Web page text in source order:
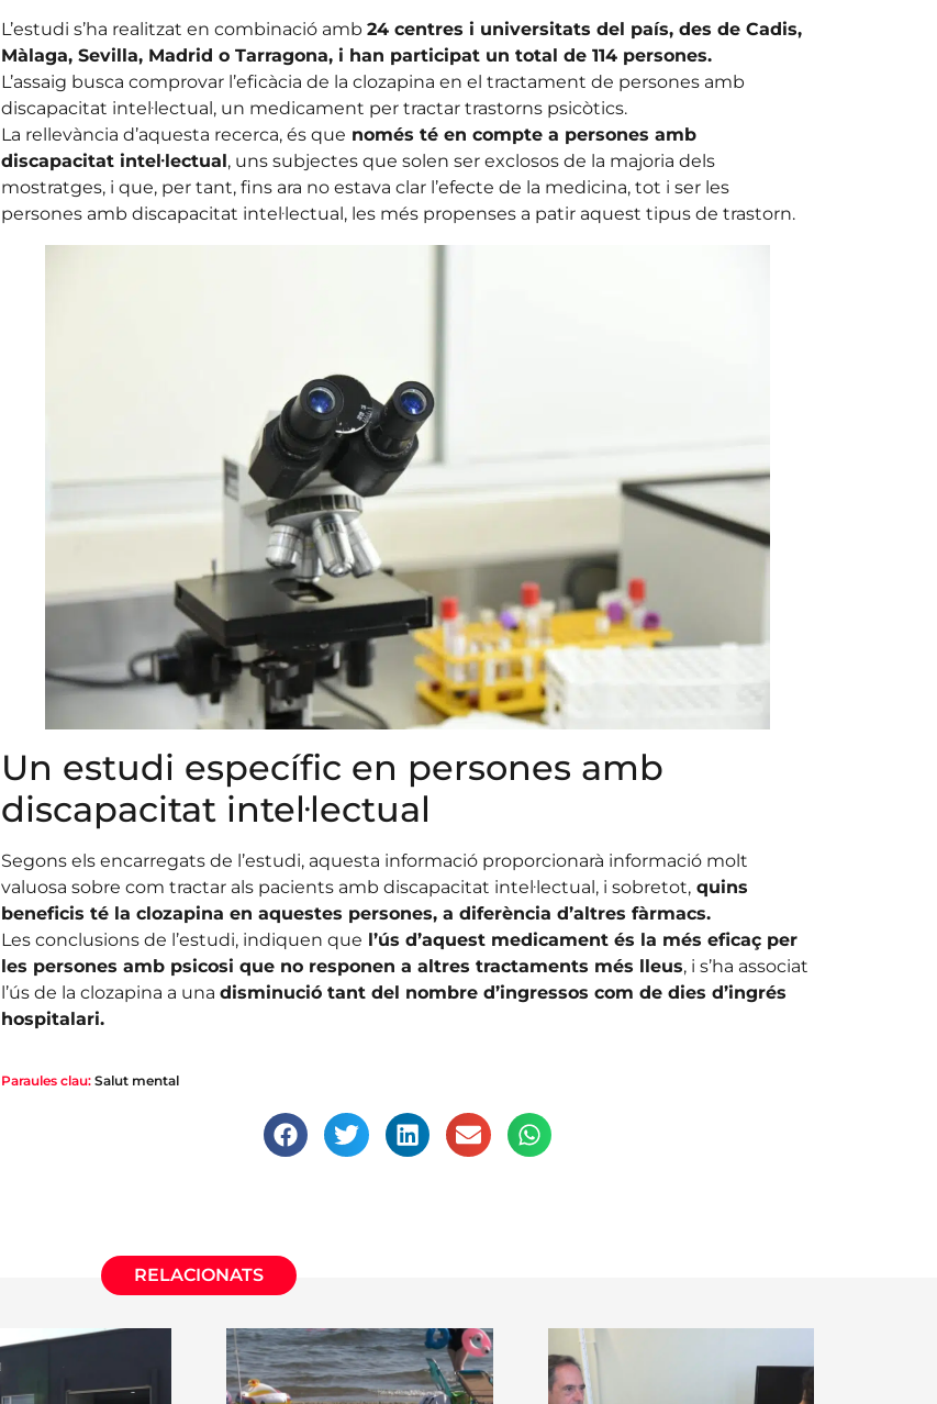
L’estudi s’ha realitzat en combinació amb 24 centres i universitats del país, des de Cadis,
Màlaga, Sevilla, Madrid o Tarragona, i han participat un total de 114 persones.
L’assaig busca comprovar l’eficàcia de la clozapina en el tractament de persones amb
discapacitat intel·lectual, un medicament per tractar trastorns psicòtics.
La rellevància d’aquesta recerca, és que només té en compte a persones amb
discapacitat intel·lectual, uns subjectes que solen ser exclosos de la majoria dels
mostratges, i que, per tant, fins ara no estava clar l’efecte de la medicina, tot i ser les
persones amb discapacitat intel·lectual, les més propenses a patir aquest tipus de trastorn.
Un estudi específic en persones amb
discapacitat intel·lectual
Segons els encarregats de l’estudi, aquesta informació proporcionarà informació molt
valuosa sobre com tractar als pacients amb discapacitat intel·lectual, i sobretot,quins
beneficis té la clozapina en aquestes persones, a diferència d’altres fàrmacs.
Les conclusions de l’estudi, indiquen que l’ús d’aquest medicament és la més eficaç per
les persones amb psicosi que no responen a altres tractaments més lleus, i s’ha associat
l’ús de la clozapina a una disminució tant del nombre d’ingressos com de dies d’ingrés
hospitalari.
Paraules clau: Salut mental
RELACIONATS